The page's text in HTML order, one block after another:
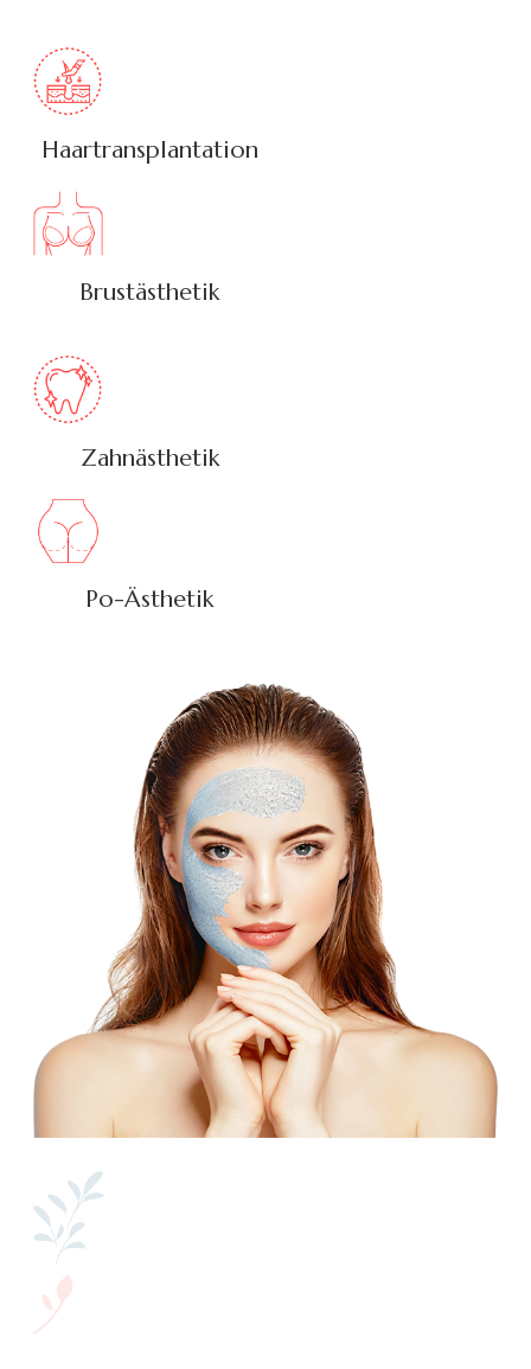
Haartransplantation
Brustästhetik
Zahnästhetik
Po-Ästhetik